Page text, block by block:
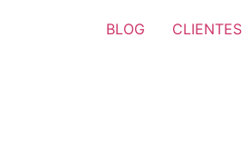
BLOG CLIENTES